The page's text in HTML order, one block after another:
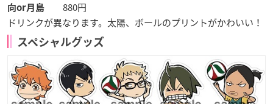
向or月島
880円
ドリンクが異なります。太陽、ボールのプリントがかわいい！
スペシャルグッズ